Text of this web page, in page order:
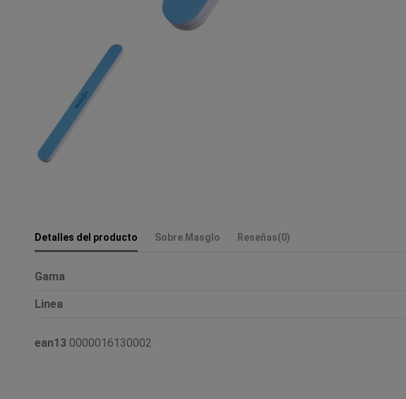
Detalles del producto Sobre Masglo Reseñas(0)
Gama
Linea
ean13 0000016130002